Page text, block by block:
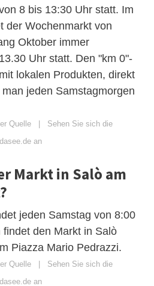
8 bis 13:30 Uhr statt. Im
der Wochenmarkt von
Oktober immer
Uhr statt. Den "km 0"-
lokalen Produkten, direkt
jeden Samstagmorgen
Quelle | Sehen Sie sich die
an
Markt in Salò am
jeden Samstag von 8:00
den Markt in Salò
Piazza Mario Pedrazzi.
Quelle | Sehen Sie sich die
an